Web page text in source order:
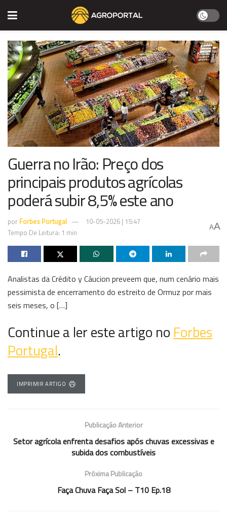
Guerra no Irão: Preço dos
principais produtos agrícolas
poderá subir 8,5% este ano
por Forbes Portugal
10-05-2026 | 15:47
Tempo De Leitura: 1 min
AA
Analistas da Crédito y Cáucion preveem que, num cenário mais
pessimista de encerramento do estreito de Ormuz por mais
seis meses, o […]
Continue a ler este artigo noForbes
Portugal.
IMPRIMIR ARTIGO
Publicação Anterior
Setor agrícola enfrenta desafios após chuvas excessivas e
subida dos combustíveis
Próxima Publicação
Faça Chuva Faça Sol – T10 Ep.18